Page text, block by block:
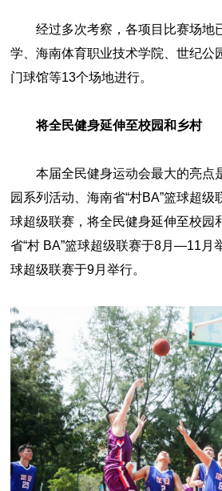
经过多次考察，各项目比赛场地
学、海南体育职业技术学院、世纪公
门球馆等13个场地进行。
将全民健身延伸至校园和乡村
本届全民健身运动会最大的亮点
园系列活动、海南省“村BA”篮球超级
球超级联赛，将全民健身延伸至校园
省“村 BA”篮球超级联赛于8月—11月
球超级联赛于9月举行。